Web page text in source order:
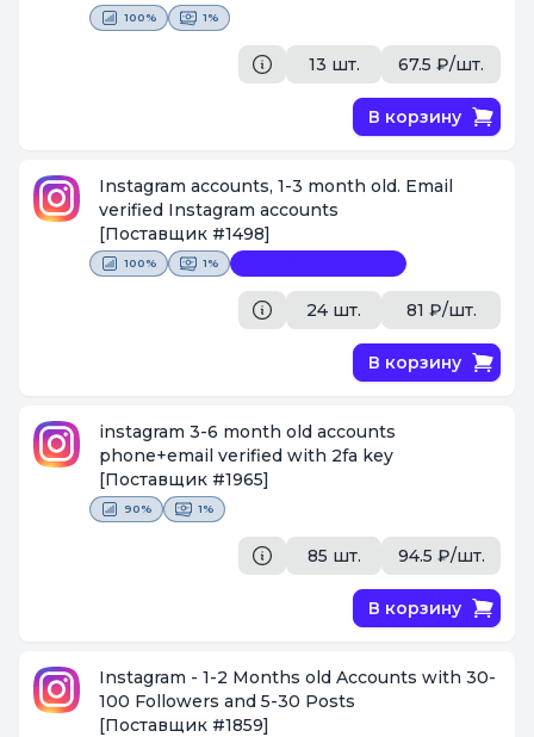
100% 1%
13 шт. 67.5 ₽/шт.
В корзину
Instagram accounts, 1-3 month old. Email
verified Instagram accounts
[Поставщик #1498]
100% 1%
24 шт. 81 ₽/шт.
В корзину
instagram 3-6 month old accounts
phone+email verified with 2fa key
[Поставщик #1965]
90% 1%
85 шт. 94.5 ₽/шт.
В корзину
Instagram - 1-2 Months old Accounts with 30-
100 Followers and 5-30 Posts
[Поставщик #1859]